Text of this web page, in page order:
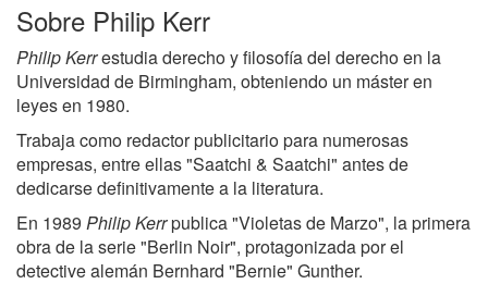
Sobre Philip Kerr
Philip Kerrestudia derecho y filosofía del derecho en la
Universidad de Birmingham, obteniendo un máster en
leyes en 1980.
Trabaja como redactor publicitario para numerosas
empresas, entre ellas "Saatchi & Saatchi" antes de
dedicarse definitivamente a la literatura.
En 1989 Philip Kerrpublica "Violetas de Marzo", la primera
obra de la serie "Berlin Noir", protagonizada por el
detective alemán Bernhard "Bernie" Gunther.